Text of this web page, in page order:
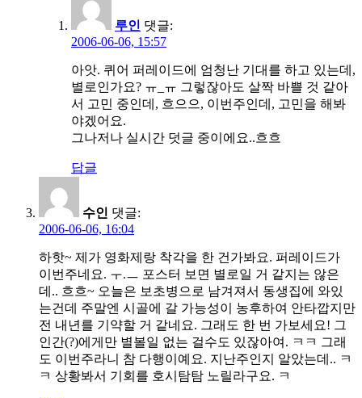
루인 댓글:
2006-06-06, 15:57
아앗. 퀴어 퍼레이드에 엄청난 기대를 하고 있는데,
별로인가요? ㅠ_ㅠ 그렇잖아도 살짝 바쁠 것 같아
서 고민 중인데, 흐으으, 이번주인데, 고민을 해봐
야겠어요.
그나저나 실시간 덧글 중이에요..흐흐
답글
수인 댓글:
2006-06-06, 16:04
하핫~ 제가 영화제랑 착각을 한 건가봐요. 퍼레이드가
이번주네요. ㅜ.ㅡ 포스터 보면 별로일 거 같지는 않은
데.. 흐흐~ 오늘은 보초병으로 남겨져서 동생집에 와있
는건데 주말엔 시골에 갈 가능성이 농후하여 안타깝지만
전 내년를 기약할 거 같네요. 그래도 한 번 가보세요! 그
인간(?)에게만 별볼일 없는 걸수도 있잖아여. ㅋㅋ 그래
도 이번주라니 참 다행이예요. 지난주인지 알았는데.. ㅋ
ㅋ 상황봐서 기회를 호시탐탐 노릴라구요. ㅋ